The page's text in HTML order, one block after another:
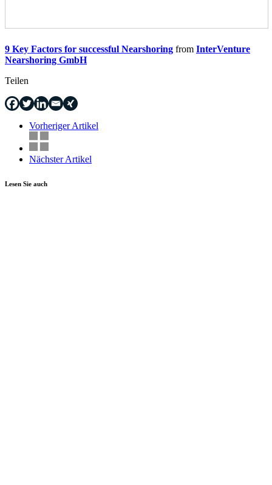
9 Key Factors for successful Nearshoring from InterVenture
Nearshoring GmbH
Teilen
Vorheriger Artikel
Nächster Artikel
Lesen Sie auch